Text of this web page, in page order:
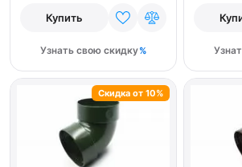
Купить
Узнать свою скидку
Скидка от 10%